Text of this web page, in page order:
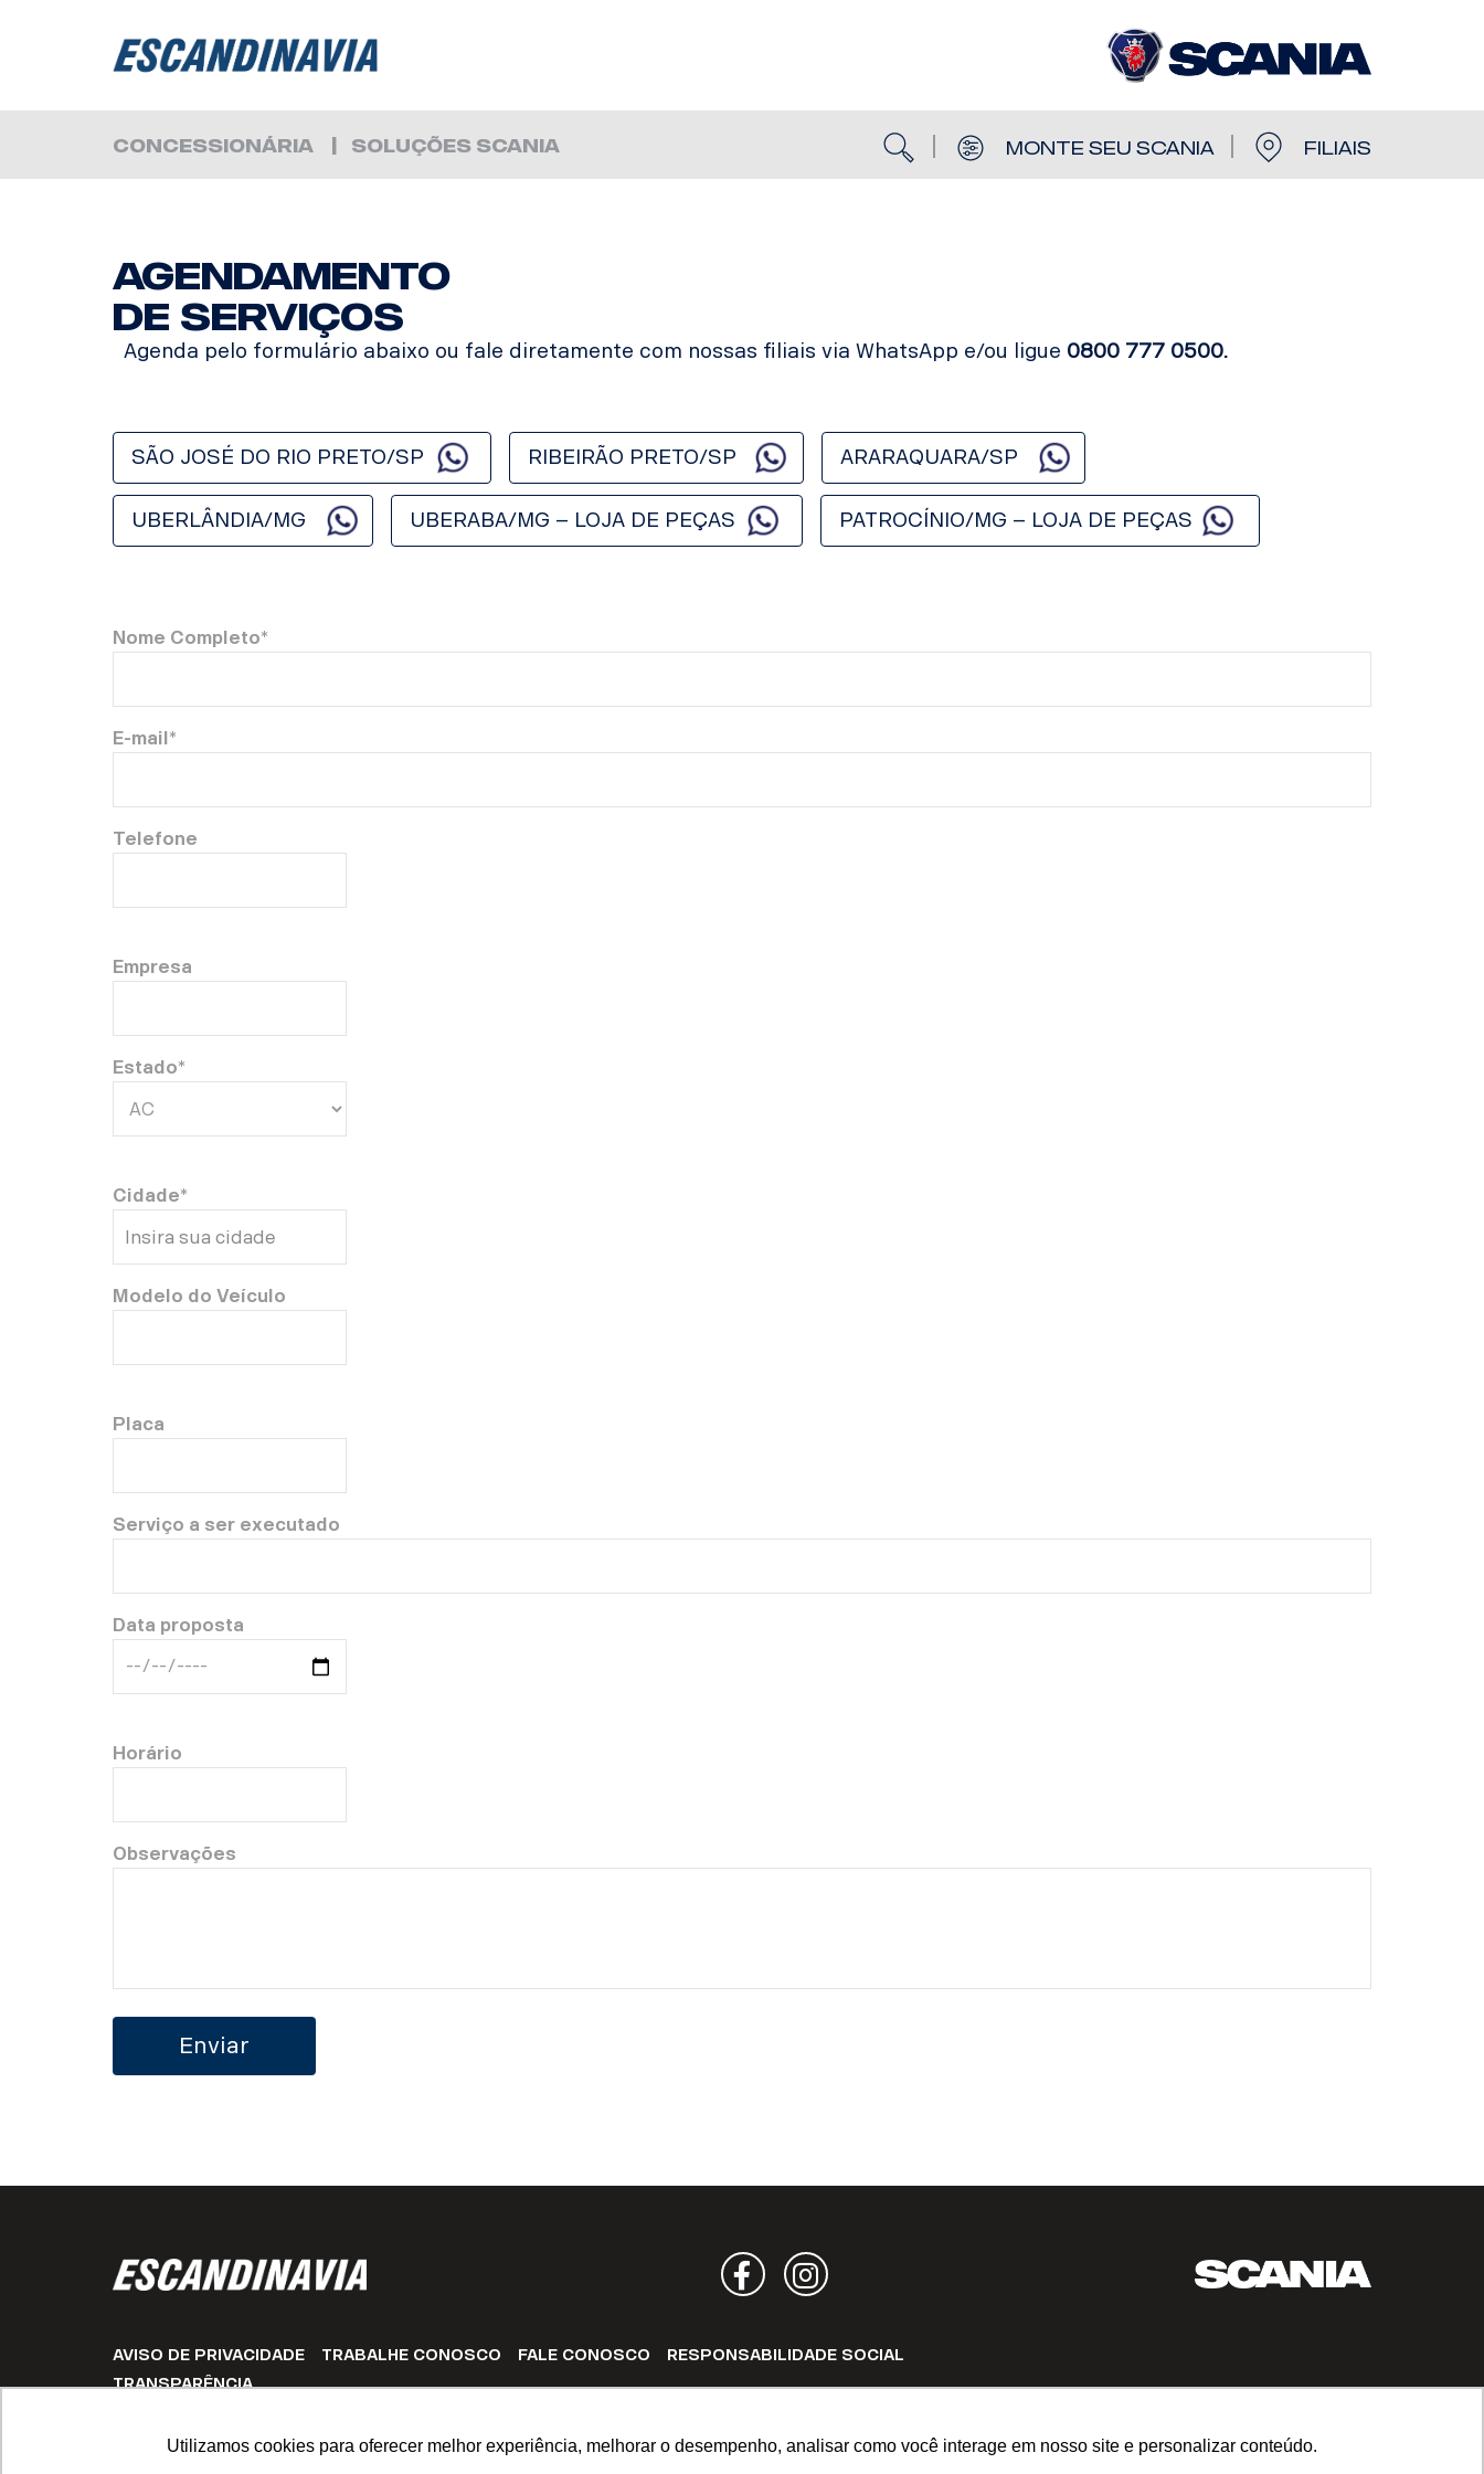
Utilizamos cookies para oferecer melhor experiência, melhorar o desempenho, analisar como você interage em nosso site e personalizar conteúdo.
CONCESSIONÁRIA SOLUÇÕES SCANIA BUSCAR MONTE SEU SCANIA FILIAIS
AGENDAMENTO
DE SERVIÇOS
Agenda pelo formulário abaixo ou fale diretamente com nossas filiais via WhatsApp e/ou ligue 0800 777 0500.
SÃO JOSÉ DO RIO PRETO/SP RIBEIRÃO PRETO/SP ARARAQUARA/SP
UBERLÂNDIA/MG UBERABA/MG – LOJA DE PEÇAS PATROCÍNIO/MG – LOJA DE PEÇAS
Nome Completo*
E-mail*
Telefone
Empresa
Estado*
Cidade*
Modelo do Veículo
Placa
Serviço a ser executado
Data proposta
Horário
Observações
FacebookInstagram
AVISO DE PRIVACIDADE TRABALHE CONOSCO FALE CONOSCO
RESPONSABILIDADE SOCIAL
TRANSPARÊNCIA
© Copyright Escandinavia 2023. Todos os direitos reservados.